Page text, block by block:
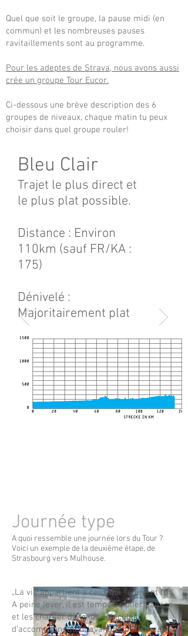
Quel que soit le groupe, la pause midi (en
commun) et les nombreuses pauses
ravitaillements sont au programme.
Pour les adeptes de Strava, nous avons aussi
crée un groupe Tour Eucor.
Ci-dessous une brève description des 6
groupes de niveaux, chaque matin tu peux
choisir dans quel groupe rouler!
Bleu Clair
Trajet le plus direct et
le plus plat possible.
Distance : Environ
110km (sauf FR/KA :
175)
Dénivelé :
Majoritairement plat
Journée type
A quoi ressemble une journée lors du Tour ?
Voici un exemple de la deuxième étape, de
Strasbourg vers Mulhouse.
„La vie appartient à ceux qui se lèvent tôt“.
A peine lever, il est temps de plier bagage
et les charger dans les véhicules
d’accompagnement avant de prendre son